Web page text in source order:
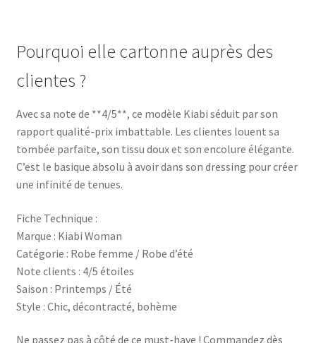
Pourquoi elle cartonne auprès des
clientes ?
Avec sa note de **4/5**, ce modèle Kiabi séduit par son
rapport qualité-prix imbattable. Les clientes louent sa
tombée parfaite, son tissu doux et son encolure élégante.
C’est le basique absolu à avoir dans son dressing pour créer
une infinité de tenues.
Fiche Technique :
Marque : Kiabi Woman
Catégorie : Robe femme / Robe d’été
Note clients : 4/5 étoiles
Saison : Printemps / Été
Style : Chic, décontracté, bohème
Ne passez pas à côté de ce must-have ! Commandez dès